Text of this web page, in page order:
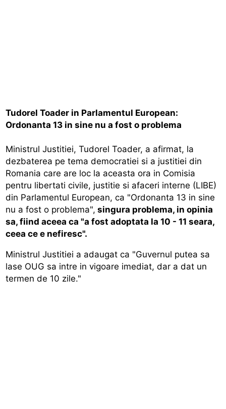
Tudorel Toader in Parlamentul European:
Ordonanta 13 in sine nu a fost o problema
Ministrul Justitiei, Tudorel Toader, a afirmat, la
dezbaterea pe tema democratiei si a justitiei din
Romania care are loc la aceasta ora in Comisia
pentru libertati civile, justitie si afaceri interne (LIBE)
din Parlamentul European, ca "Ordonanta 13 in sine
nu a fost o problema", singura problema, in opinia
sa, fiind aceea ca "a fost adoptata la 10 - 11 seara,
ceea ce e nefiresc".
Ministrul Justitiei a adaugat ca "Guvernul putea sa
lase OUG sa intre in vigoare imediat, dar a dat un
termen de 10 zile."